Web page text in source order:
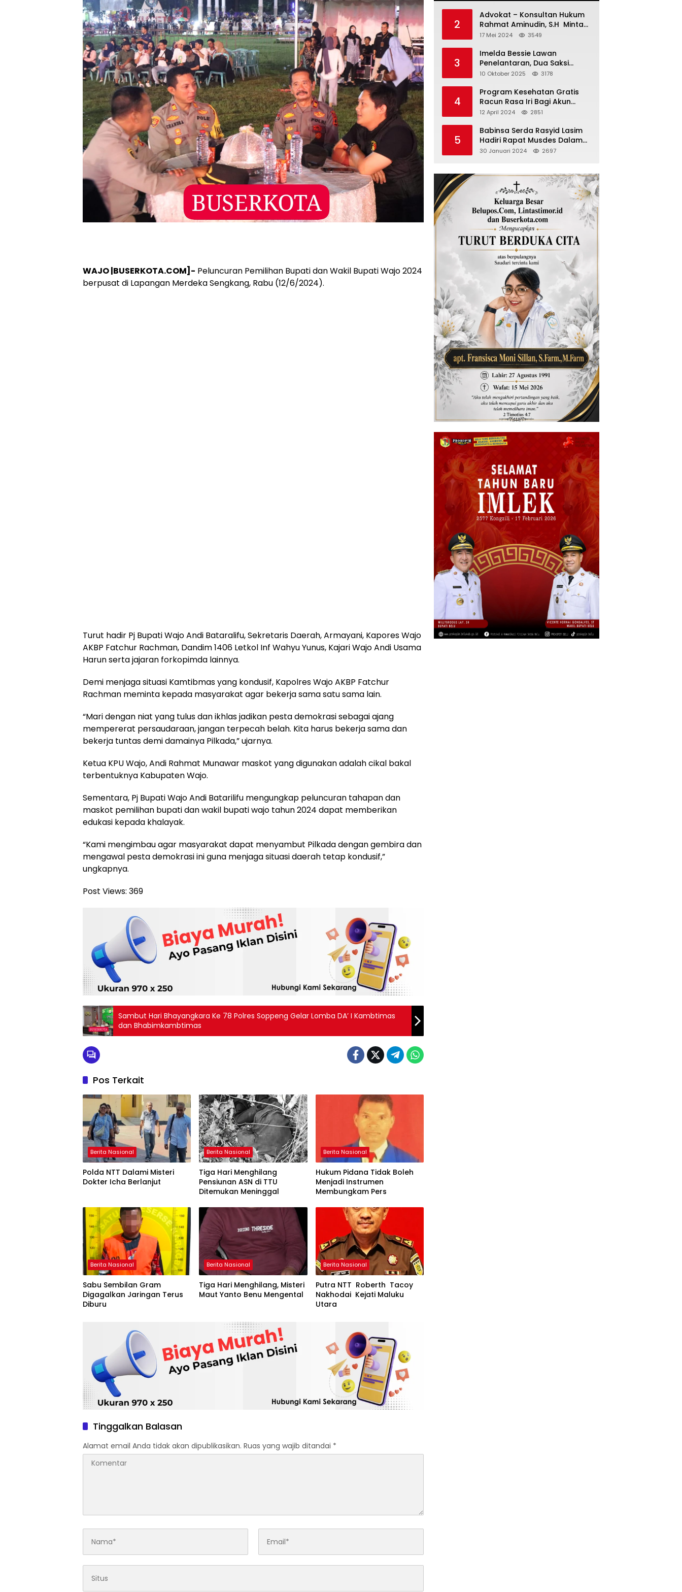
WAJO |BUSERKOTA.COM]- Peluncuran Pemilihan Bupati dan Wakil Bupati Wajo 2024
berpusat di Lapangan Merdeka Sengkang, Rabu (12/6/2024).
Turut hadir Pj Bupati Wajo Andi Bataralifu, Sekretaris Daerah, Armayani, Kapores Wajo
AKBP Fatchur Rachman, Dandim 1406 Letkol Inf Wahyu Yunus, Kajari Wajo Andi Usama
Harun serta jajaran forkopimda lainnya.
Demi menjaga situasi Kamtibmas yang kondusif, Kapolres Wajo AKBP Fatchur
Rachman meminta kepada masyarakat agar bekerja sama satu sama lain.
“Mari dengan niat yang tulus dan ikhlas jadikan pesta demokrasi sebagai ajang
mempererat persaudaraan, jangan terpecah belah. Kita harus bekerja sama dan
bekerja tuntas demi damainya Pilkada,” ujarnya.
Ketua KPU Wajo, Andi Rahmat Munawar maskot yang digunakan adalah cikal bakal
terbentuknya Kabupaten Wajo.
Sementara, Pj Bupati Wajo Andi Batarilifu mengungkap peluncuran tahapan dan
maskot pemilihan bupati dan wakil bupati wajo tahun 2024 dapat memberikan
edukasi kepada khalayak.
“Kami mengimbau agar masyarakat dapat menyambut Pilkada dengan gembira dan
mengawal pesta demokrasi ini guna menjaga situasi daerah tetap kondusif,”
ungkapnya.
Post Views: 369
Sambut Hari Bhayangkara Ke 78 Polres Soppeng Gelar Lomba DA’ I Kambtimas
dan Bhabimkambtimas
Pos Terkait
Berita Nasional
Polda NTT Dalami Misteri
Dokter Icha Berlanjut
Berita Nasional
Tiga Hari Menghilang
Pensiunan ASN di TTU
Ditemukan Meninggal
Berita Nasional
Hukum Pidana Tidak Boleh
Menjadi Instrumen
Membungkam Pers
Berita Nasional
Sabu Sembilan Gram
Digagalkan Jaringan Terus
Diburu
Berita Nasional
Tiga Hari Menghilang, Misteri
Maut Yanto Benu Mengental
Berita Nasional
Putra NTT Roberth Tacoy
Nakhodai Kejati Maluku
Utara
Tinggalkan Balasan
Alamat email Anda tidak akan dipublikasikan. Ruas yang wajib ditandai *
2
Advokat – Konsultan Hukum
Rahmat Aminudin, S.H Minta
“Polisi Segara Tuntaskan
17 Mei 2024 3549
3
Imelda Bessie Lawan
Penelantaran, Dua Saksi
Diperiksa
10 Oktober 2025 3178
4
Program Kesehatan Gratis
Racun Rasa Iri Bagi Akun
Palsu Medsos
12 April 2024 2851
5
Babinsa Serda Rasyid Lasim
Hadiri Rapat Musdes Dalam
Pebahasan RAPBDES Bereliku
30 Januari 2024 2697